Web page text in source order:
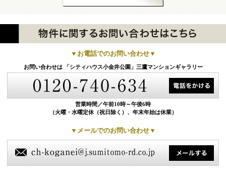
▼お電話でのお問い合わせ▼
お問い合わせは 「シティハウス小金井公園」三鷹マンションギャラリー
営業時間／午前10時～午後6時
（火曜・水曜定休（祝日除く）、年末年始は休業）
▼メールでのお問い合わせ▼